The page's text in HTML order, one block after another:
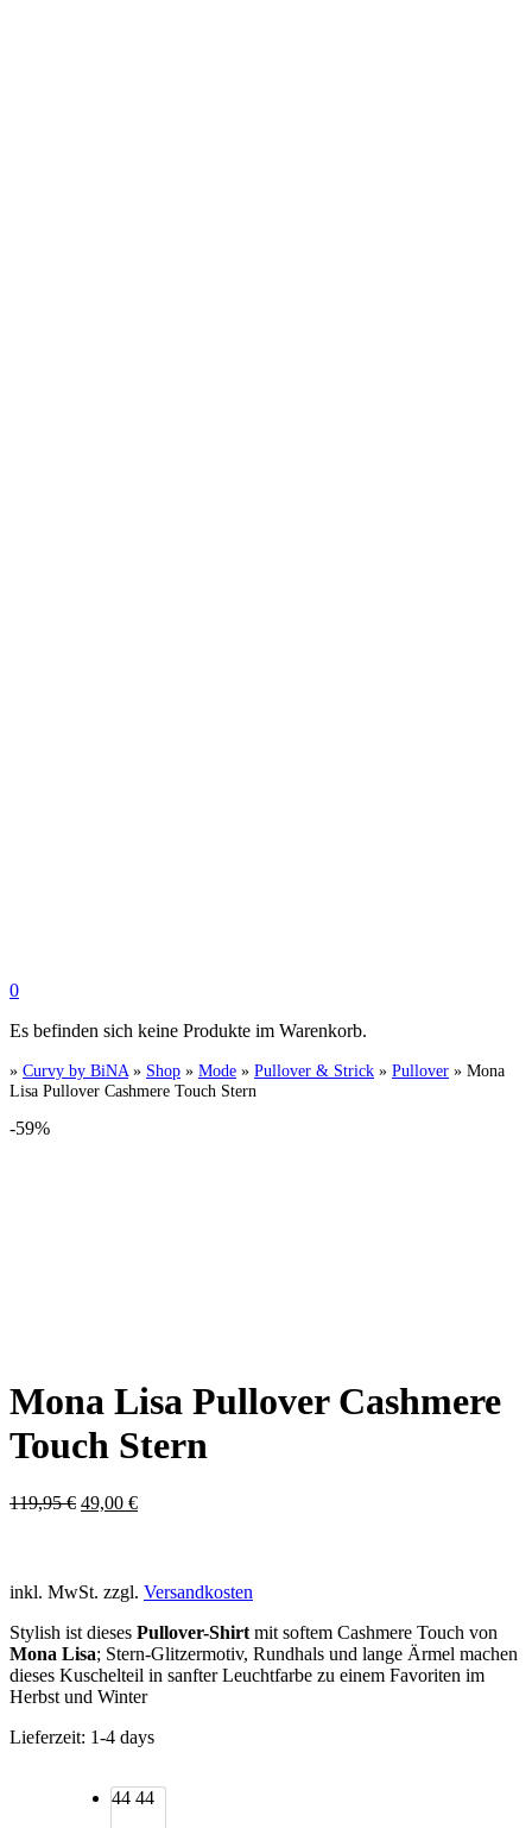
0
Es befinden sich keine Produkte im Warenkorb.
» Curvy by BiNA » Shop » Mode » Pullover & Strick » Pullover » Mona
Lisa Pullover Cashmere Touch Stern
-59%
Mona Lisa Pullover Cashmere
Touch Stern
119,95€ Ursprünglicher
49,00 €Aktueller
inkl. MwSt. zzgl. Versandkosten
Stylish ist dieses Pullover-Shirtmit softem Cashmere Touch von
Mona Lisa; Stern-Glitzermotiv, Rundhals und lange Ärmel machen
dieses Kuschelteil in sanfter Leuchtfarbe zu einem Favoriten im
Herbst und Winter
Lieferzeit: 1-4 days
44 44